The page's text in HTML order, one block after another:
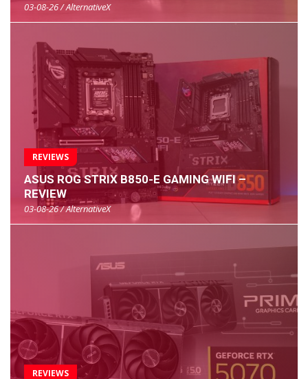
03-08-26 / AlternativeX
REVIEWS
ASUS ROG STRIX B850-E GAMING WIFI –
REVIEW
03-08-26 / AlternativeX
REVIEWS